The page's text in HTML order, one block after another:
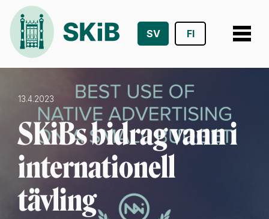
Hoppa
till
SV FI
13.4.2023
SKiBs bidrag vann i
internationell
tävling